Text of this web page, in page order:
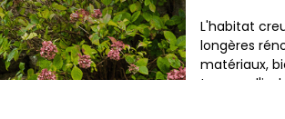
L'habitat
longères
matériaux,
termes